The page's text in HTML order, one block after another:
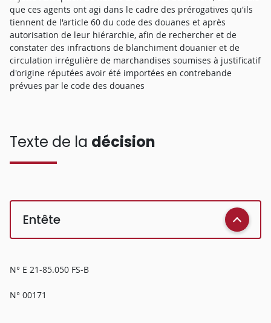
que ces agents ont agi dans le cadre des prérogatives qu'ils
tiennent de l'article 60 du code des douanes et après
autorisation de leur hiérarchie, afin de rechercher et de
constater des infractions de blanchiment douanier et de
circulation irrégulière de marchandises soumises à justificatif
d'origine réputées avoir été importées en contrebande
prévues par le code des douanes
Texte de la décision
Entête
N° E 21-85.050 FS-B
N° 00171